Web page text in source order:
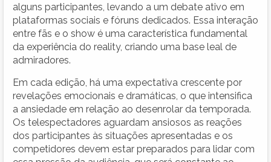
alguns participantes, levando a um debate ativo em
plataformas sociais e fóruns dedicados. Essa interação
entre fãs e o show é uma característica fundamental
da experiência do reality, criando uma base leal de
admiradores.
Em cada edição, há uma expectativa crescente por
revelações emocionais e dramáticas, o que intensifica
a ansiedade em relação ao desenrolar da temporada.
Os telespectadores aguardam ansiosos as reações
dos participantes às situações apresentadas e os
competidores devem estar preparados para lidar com